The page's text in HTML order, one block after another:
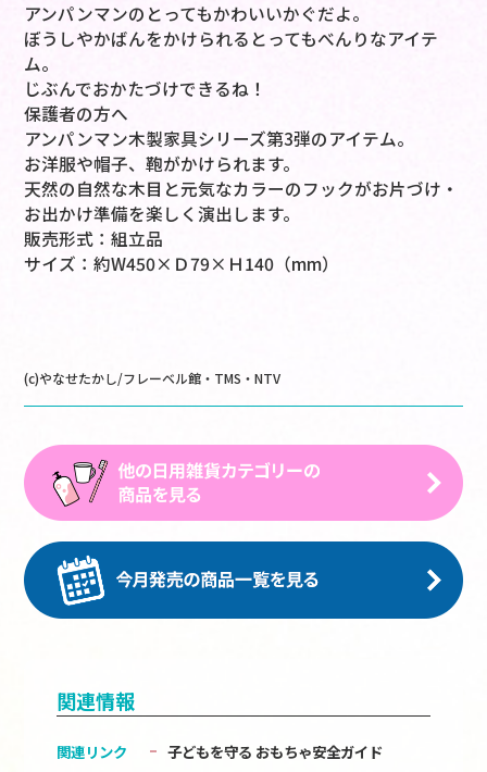
アンパンマンのとってもかわいいかぐだよ。
ぼうしやかばんをかけられるとってもべんりなアイテ
ム。
じぶんでおかたづけできるね！
保護者の方へ
アンパンマン木製家具シリーズ第3弾のアイテム。
お洋服や帽子、鞄がかけられます。
天然の自然な木目と元気なカラーのフックがお片づけ・
お出かけ準備を楽しく演出します。
販売形式：組立品
サイズ：約W450×Ｄ79×Ｈ140（mm）
(c)やなせたかし/フレーベル館・TMS・NTV
関連情報
関連リンク 子どもを守る おもちゃ安全ガイド